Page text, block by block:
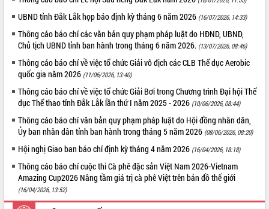
QUY HOẠCH - KẾ HOẠCH
UBND tỉnh Đắk Lắk họp báo định kỳ tháng 6 năm 2026 (16/07/2026, 14:33)
Thông cáo báo chí các văn bản quy phạm pháp luật do HĐND, UBND,
Chủ tịch UBND tỉnh ban hành trong tháng 6 năm 2026. (13/07/2026, 08:46)
Thông cáo báo chí về việc tổ chức Giải vô địch các CLB Thể dục Aerobic
quốc gia năm 2026 (11/06/2026, 13:40)
Thông cáo báo chí về việc tổ chức Giải Bơi trong Chương trình Đại hội Thể
dục Thể thao tỉnh Đắk Lắk lần thứ I năm 2025 - 2026 (10/06/2026, 08:44)
Thông cáo báo chí văn bản quy phạm pháp luật do Hội đồng nhân dân,
Ủy ban nhân dân tỉnh ban hành trong tháng 5 năm 2026 (08/06/2026, 08:20)
Hội nghị Giao ban báo chí định kỳ tháng 4 năm 2026 (16/04/2026, 18:18)
Thông cáo báo chí cuộc thi Cà phê đặc sản Việt Nam 2026-Vietnam
Amazing Cup2026 Nâng tầm giá trị cà phê Việt trên bản đồ thế giới
(16/04/2026, 13:52)